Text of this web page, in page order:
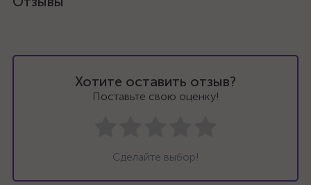
Хотите оставить отзыв?
Поставьте свою оценку!
Сделайте выбор!